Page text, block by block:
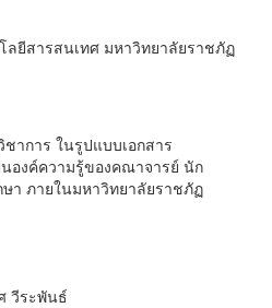
ลยีสารสนเทศ มหาวิทยาลัยราชภัฏ
ชาการ ในรูปแบบเอกสาร
องค์ความรู้ของคณาจารย์ นัก
า ภายในมหาวิทยาลัยราชภัฏ
วีระพันธ์